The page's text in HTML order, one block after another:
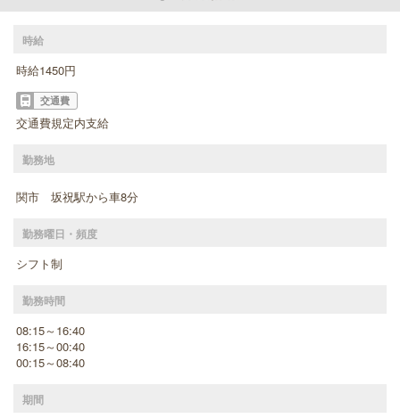
時給
時給1450円
交通費
交通費規定内支給
勤務地
関市 坂祝駅から車8分
勤務曜日・頻度
シフト制
勤務時間
08:15～16:40
16:15～00:40
00:15～08:40
期間